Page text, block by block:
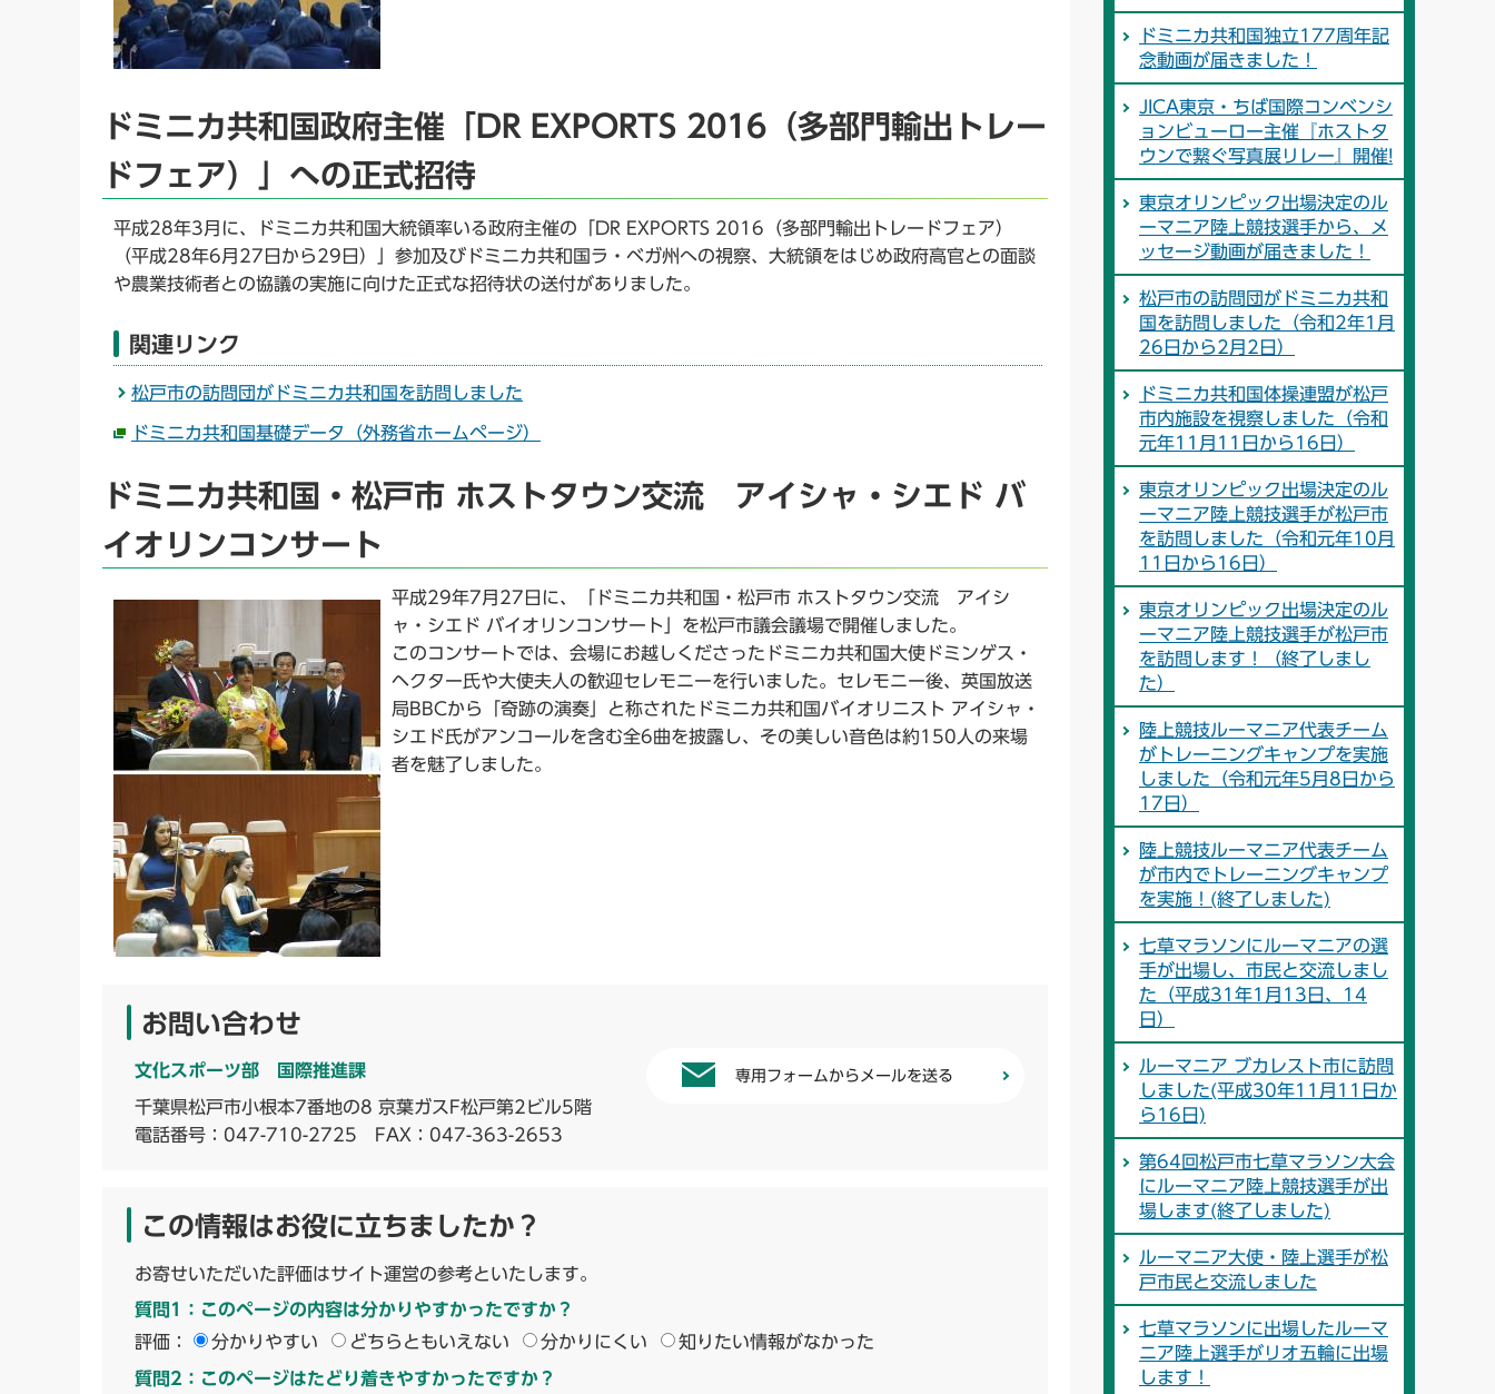
ドミニカ共和国政府主催「DR EXPORTS 2016（多部門輸出トレー
ドフェア）」への正式招待
平成28年3月に、ドミニカ共和国大統領率いる政府主催の「DR EXPORTS 2016（多部門輸出トレードフェア）
（平成28年6月27日から29日）」参加及びドミニカ共和国ラ・ベガ州への視察、大統領をはじめ政府高官との面談
や農業技術者との協議の実施に向けた正式な招待状の送付がありました。
関連リンク
松戸市の訪問団がドミニカ共和国を訪問しました
ドミニカ共和国基礎データ（外務省ホームページ）
ドミニカ共和国・松戸市 ホストタウン交流 アイシャ・シエド バ
イオリンコンサート
平成29年7月27日に、「ドミニカ共和国・松戸市 ホストタウン交流 アイシ
ャ・シエド バイオリンコンサート」を松戸市議会議場で開催しました。
このコンサートでは、会場にお越しくださったドミニカ共和国大使ドミンゲス・
ヘクター氏や大使夫人の歓迎セレモニーを行いました。セレモニー後、英国放送
局BBCから「奇跡の演奏」と称されたドミニカ共和国バイオリニスト アイシャ・
シエド氏がアンコールを含む全6曲を披露し、その美しい音色は約150人の来場
者を魅了しました。
お問い合わせ
文化スポーツ部 国際推進課
千葉県松戸市小根本7番地の8 京葉ガスF松戸第2ビル5階
電話番号： 047-710-2725 FAX：047-363-2653
専用フォームからメールを送る
この情報はお役に立ちましたか？
お寄せいただいた評価はサイト運営の参考といたします。
質問1：このページの内容は分かりやすかったですか？
評価：
分かりやすい どちらともいえない 分かりにくい 知りたい情報がなかった
質問2：このページはたどり着きやすかったですか？
ドミニカ共和国独立177周年記
念動画が届きました！
JICA東京・ちば国際コンベンシ
ョンビューロー主催『ホストタ
ウンで繋ぐ写真展リレー』開催!
東京オリンピック出場決定のル
ーマニア陸上競技選手から、メ
ッセージ動画が届きました！
松戸市の訪問団がドミニカ共和
国を訪問しました（令和2年1月
26日から2月2日）
ドミニカ共和国体操連盟が松戸
市内施設を視察しました（令和
元年11月11日から16日）
東京オリンピック出場決定のル
ーマニア陸上競技選手が松戸市
を訪問しました（令和元年10月
11日から16日）
東京オリンピック出場決定のル
ーマニア陸上競技選手が松戸市
を訪問します！（終了しまし
た）
陸上競技ルーマニア代表チーム
がトレーニングキャンプを実施
しました（令和元年5月8日から
17日）
陸上競技ルーマニア代表チーム
が市内でトレーニングキャンプ
を実施！(終了しました)
七草マラソンにルーマニアの選
手が出場し、市民と交流しまし
た（平成31年1月13日、14
日）
ルーマニア ブカレスト市に訪問
しました(平成30年11月11日か
ら16日)
第64回松戸市七草マラソン大会
にルーマニア陸上競技選手が出
場します(終了しました)
ルーマニア大使・陸上選手が松
戸市民と交流しました
七草マラソンに出場したルーマ
ニア陸上選手がリオ五輪に出場
します！